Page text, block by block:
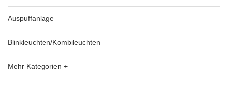
Auspuffanlage
Blinkleuchten/Kombileuchten
Mehr Kategorien +